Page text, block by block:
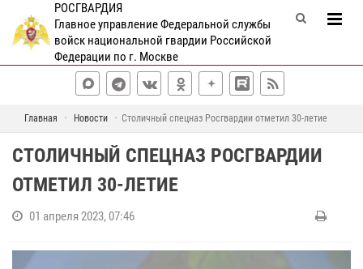
РОСГВАРДИЯ
Главное управление Федеральной службы
войск национальной гвардии Российской
Федерации по г. Москве
Главная Новости Столичный спецназ Росгвардии отметил 30-летие
СТОЛИЧНЫЙ СПЕЦНАЗ РОСГВАРДИИ
ОТМЕТИЛ 30-ЛЕТИЕ
01 апреля 2023, 07:46